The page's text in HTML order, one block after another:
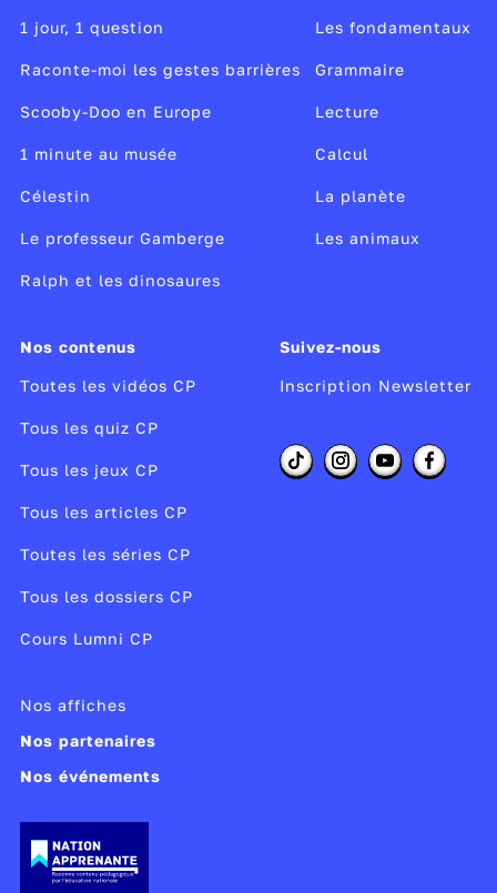
Publié le 30/03/26
1 jour, 1 question
Raconte-moi les gestes barrières
Scooby-Doo en Europe
1 minute au musée
Célestin
Le professeur Gamberge
Ralph et les dinosaures
Les fondamentaux
Grammaire
Lecture
Calcul
La planète
Les animaux
Nos contenus
Toutes les vidéos CP
Tous les quiz CP
Tous les jeux CP
Tous les articles CP
Toutes les séries CP
Tous les dossiers CP
Cours Lumni CP
Suivez-nous
Inscription Newsletter
Nos affiches
Nos partenaires
Nos événements